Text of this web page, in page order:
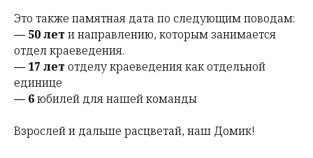
Это также памятная дата по следующим поводам:
— 50 лет и направлению, которым занимается
отдел краеведения.
— 17 лет отделу краеведения как отдельной
единице
— 6юбилей для нашей команды
Взрослей и дальше расцветай, наш Домик!